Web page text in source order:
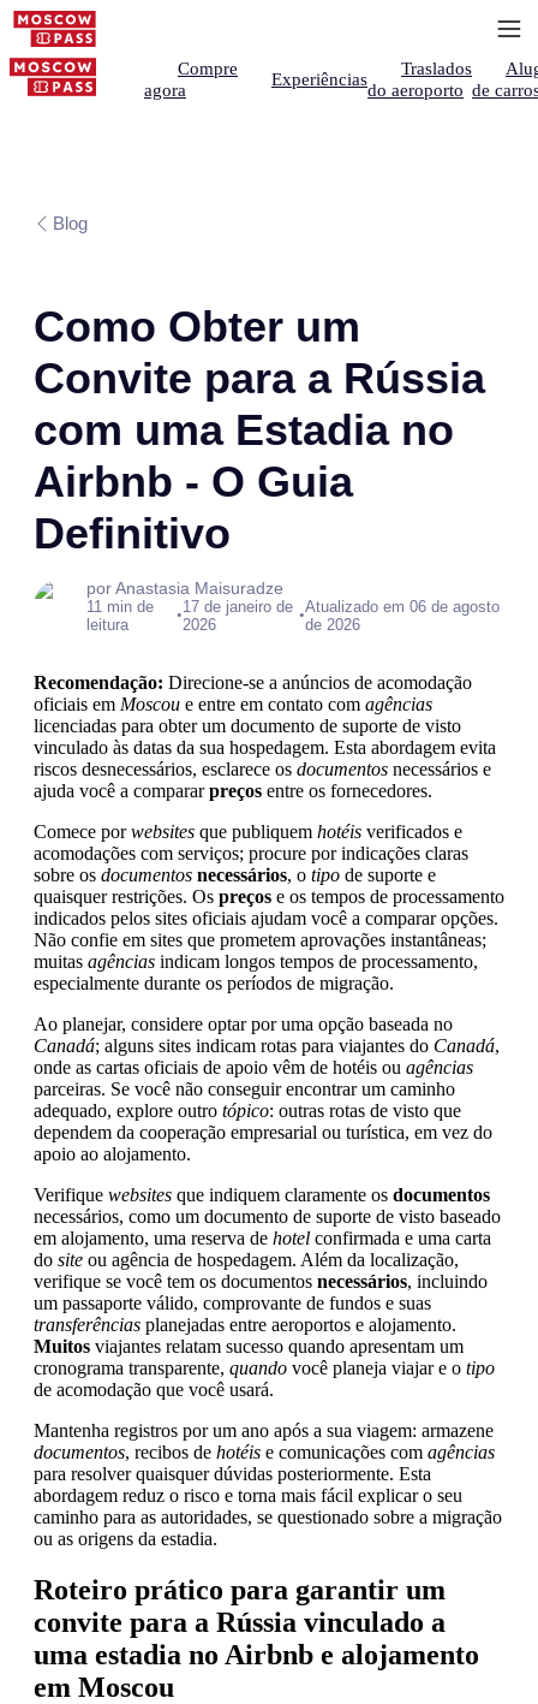
Compre
agora
Experiências
Traslados
do aeroporto de
Blog
Como Obter um
Convite para a Rússia
com uma Estadia no
Airbnb - O Guia
Definitivo
por Anastasia Maisuradze
11 min de
leitura
•17 de janeiro de
2026
•Atualizado em 06 de agosto
de 2026
Recomendação: Direcione-se a anúncios de acomodação
oficiais em Moscou e entre em contato com agências
licenciadas para obter um documento de suporte de visto
vinculado às datas da sua hospedagem. Esta abordagem evita
riscos desnecessários, esclarece os documentos necessários e
ajuda você a compararpreços entre os fornecedores.
Comece porwebsites que publiquem hotéis verificados e
acomodações com serviços; procure por indicações claras
sobre os documentos necessários, o tipo de suporte e
quaisquer restrições. Os preços e os tempos de processamento
indicados pelos sites oficiais ajudam você a comparar opções.
Não confie em sites que prometem aprovações instantâneas;
muitas agências indicam longos tempos de processamento,
especialmente durante os períodos de migração.
Ao planejar, considere optar por uma opção baseada no
Canadá; alguns sites indicam rotas para viajantes do Canadá,
onde as cartas oficiais de apoio vêm de hotéis ou agências
parceiras. Se você não conseguir encontrar um caminho
adequado, explore outro tópico: outras rotas de visto que
dependem da cooperação empresarial ou turística, em vez do
apoio ao alojamento.
Verifique websites que indiquem claramente os documentos
necessários, como um documento de suporte de visto baseado
em alojamento, uma reserva de hotel confirmada e uma carta
do site ou agência de hospedagem. Além da localização,
verifique se você tem os documentos necessários, incluindo
um passaporte válido, comprovante de fundos e suas
transferências planejadas entre aeroportos e alojamento.
Muitos viajantes relatam sucesso quando apresentam um
cronograma transparente, quando você planeja viajar e o tipo
de acomodação que você usará.
Mantenha registros por um ano após a sua viagem: armazene
documentos, recibos de hotéis e comunicações com agências
para resolver quaisquer dúvidas posteriormente. Esta
abordagem reduz o risco e torna mais fácil explicar o seu
caminho para as autoridades, se questionado sobre a migração
ou as origens da estadia.
Roteiro prático para garantir um
convite para a Rússia vinculado a
uma estadia no Airbnb e alojamento
em Moscou